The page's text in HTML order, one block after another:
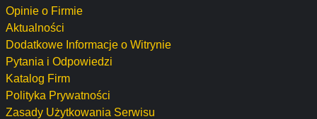
Opinie o Firmie
Aktualności
Dodatkowe Informacje o Witrynie
Pytania i Odpowiedzi
Katalog Firm
Polityka Prywatności
Zasady Użytkowania Serwisu